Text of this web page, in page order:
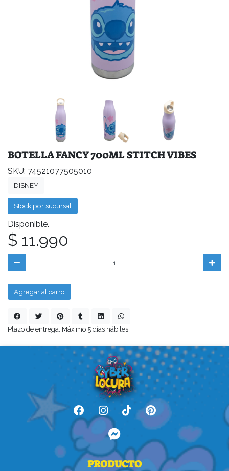
BOTELLA FANCY 700ML STITCH VIBES
SKU: 74521077505010
DISNEY
Stock por sucursal
Disponible.
$ 11.990
Agregar al carro
Plazo de entrega: Máximo 5 días hábiles.
PRODUCTO